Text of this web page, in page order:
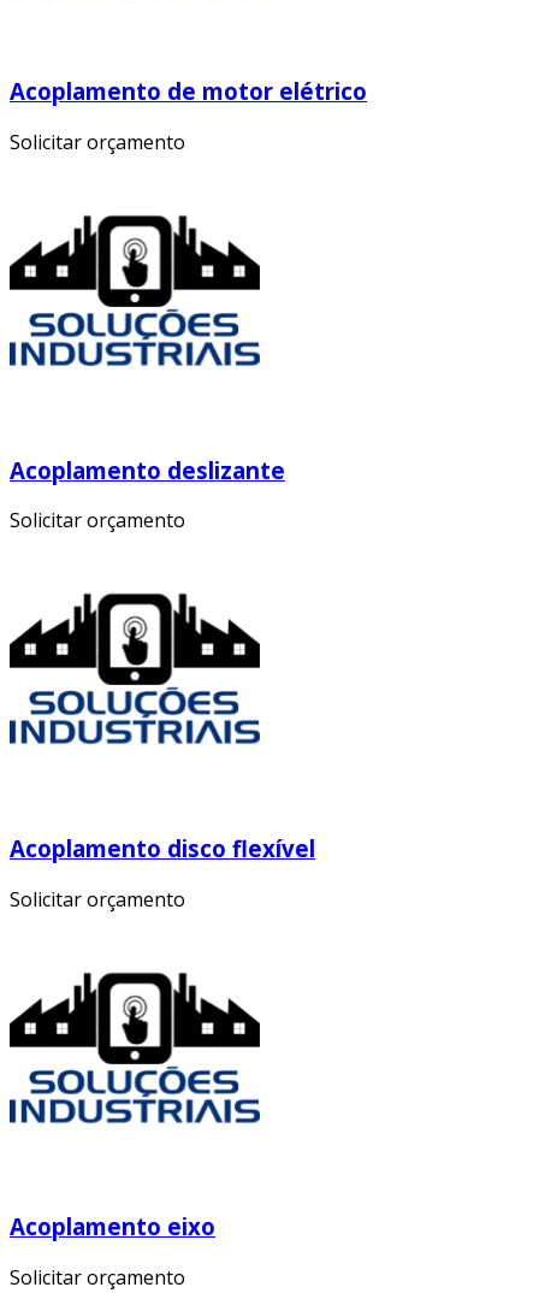
Acoplamento de motor elétrico
Solicitar orçamento
Acoplamento deslizante
Solicitar orçamento
Acoplamento disco flexível
Solicitar orçamento
Acoplamento eixo
Solicitar orçamento